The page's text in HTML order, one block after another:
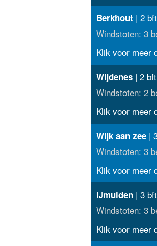
Berkhout| 2
Windstoten: 3
Klik voor meer
Wijdenes| 2 bft
Windstoten: 2
Klik voor meer
Wijk aan zee|
Windstoten: 3
Klik voor meer
IJmuiden| 3
Windstoten: 3
Klik voor meer